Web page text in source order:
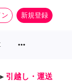
ン 新規登録
more_horiz
▸ 引越し・運送